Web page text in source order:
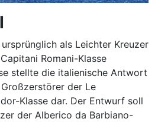
als Leichter Kreuzer
Romani-Klasse
stellte die italienische Antwort
der Le
Klasse dar. Der Entwurf soll
der Alberico da Barbiano-